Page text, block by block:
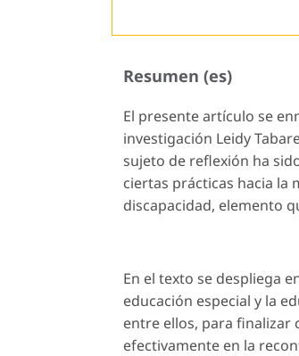
Resumen (es)
El presente artículo se
investigación Leidy
sujeto de reflexión ha
ciertas prácticas hacia la
discapacidad, elemento
En el texto se despliega
educación especial y la
entre ellos, para finalizar
efectivamente en la